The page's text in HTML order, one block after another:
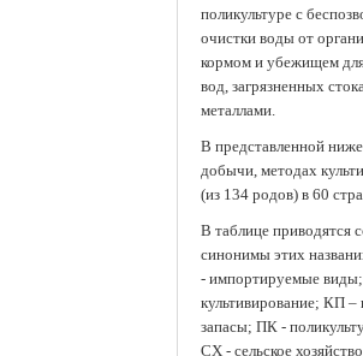
поликультуре с
очистки воды от
кормом и убежищем
вод, загрязненных
металлами.
В представленной
добычи, методах
(из 134 родов) в 60
В таблице приводятся
синонимы этих
- импортируемые
культивирование; КП
запасы; ПК -
СХ - сельское